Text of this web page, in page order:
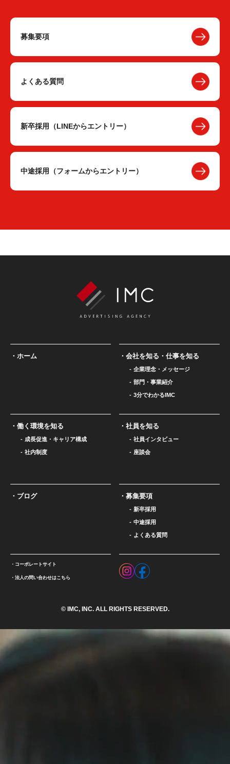
募集要項
よくある質問
新卒採用（LINEからエントリー）
中途採用（フォームからエントリー）
ホーム 会社を知る・仕事を知る
企業理念・メッセージ
部門・事業紹介
3分でわかるIMC
働く環境を知る
成長促進・キャリア構成
社内制度
社員を知る
社員インタビュー
座談会
ブログ 募集要項
新卒採用
中途採用
よくある質問
コーポレートサイト
法人の問い合わせはこちら
© IMC, INC. ALL RIGHTS RESERVED.